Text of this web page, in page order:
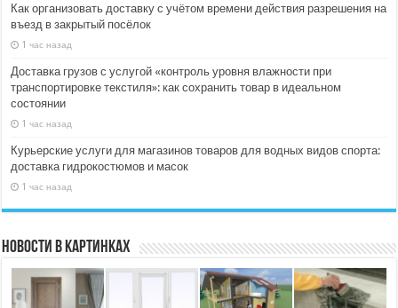
Как организовать доставку с учётом времени действия разрешения на
въезд в закрытый посёлок
1 час назад
Доставка грузов с услугой «контроль уровня влажности при
транспортировке текстиля»: как сохранить товар в идеальном
состоянии
1 час назад
Курьерские услуги для магазинов товаров для водных видов спорта:
доставка гидрокостюмов и масок
1 час назад
Новости в картинках